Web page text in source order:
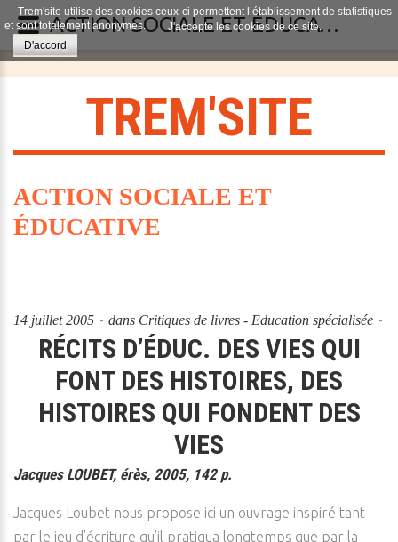
TREM'SITE
ACTION SOCIALE ET
ÉDUCATIVE
14 juillet 2005 dans Critiques de livres - Education spécialisée
RÉCITS D’ÉDUC. DES VIES QUI
FONT DES HISTOIRES, DES
HISTOIRES QUI FONDENT DES
VIES
Jacques LOUBET, érès, 2005, 142 p.
Jacques Loubet nous propose ici un ouvrage inspiré tant
par le jeu d’écriture qu’il pratiqua longtemps que par la
Trem'site utilise des cookies ceux-ci permettent l’établissement de statistiques
et sont totalement anonymes.
J'accepte les cookies de ce site.
D'accord
ACTION SOCIALE ET ÉDUCATIVE